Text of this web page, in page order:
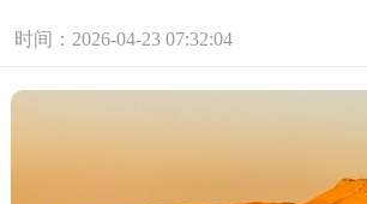
时间：2026-04-23 07:32:04